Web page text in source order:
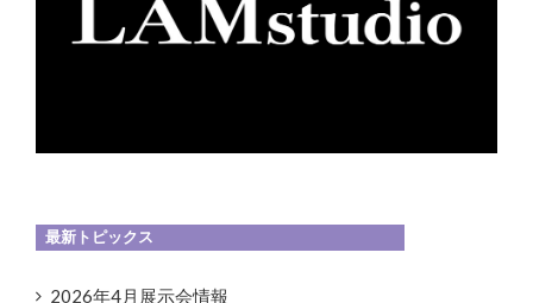
最新トピックス
2026年4月展示会情報